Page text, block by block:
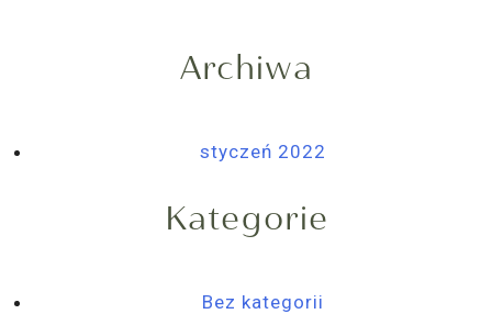
Archiwa
styczeń 2022
Kategorie
Bez kategorii